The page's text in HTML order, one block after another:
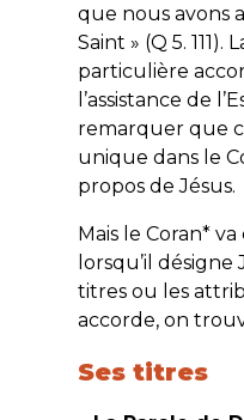
que nous avons
Saint » (Q 5. 111).
particulière
l’assistance de
remarquer que
unique dans le
propos de Jésus.
Mais le Coran*
lorsqu’il désigne
titres ou les
accorde, on
Ses titres